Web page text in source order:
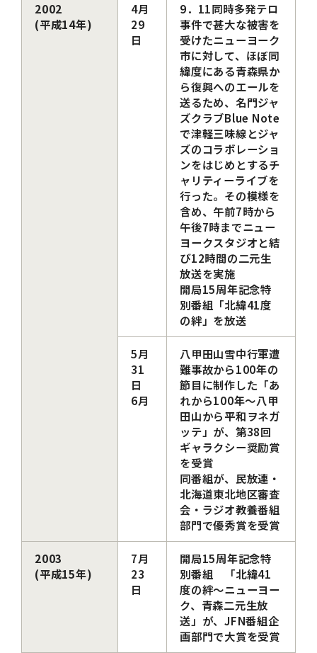
2002
(平成14年)
4月
29
日
9．11同時多発テロ
事件で甚大な被害を
受けたニューヨーク
市に対して、ほぼ同
緯度にある青森県か
ら復興へのエールを
送るため、名門ジャ
ズクラブBlue Note
で津軽三味線とジャ
ズのコラボレーショ
ンをはじめとするチ
ャリティーライブを
行った。その模様を
含め、午前7時から
午後7時までニュー
ヨークスタジオと結
び12時間の二元生
放送を実施
開局15周年記念特
別番組「北緯41度
の絆」を放送
5月
31
日
6月
八甲田山雪中行軍遭
難事故から100年の
節目に制作した「あ
れから100年～八甲
田山から平和ヲネガ
ッテ」が、第38回
ギャラクシー奨励賞
を受賞
同番組が、民放連・
北海道東北地区審査
会・ラジオ教養番組
部門で優秀賞を受賞
2003
(平成15年)
7月
23
日
開局15周年記念特
別番組 「北緯41
度の絆～ニューヨー
ク、青森二元生放
送」が、JFN番組企
画部門で大賞を受賞